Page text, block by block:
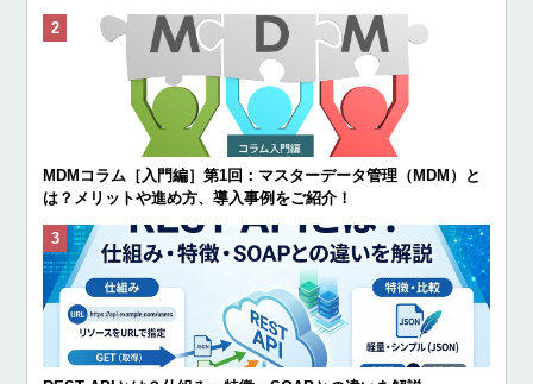
MDMコラム［入門編］第1回：マスターデータ管理（MDM）と
は？メリットや進め方、導入事例をご紹介！